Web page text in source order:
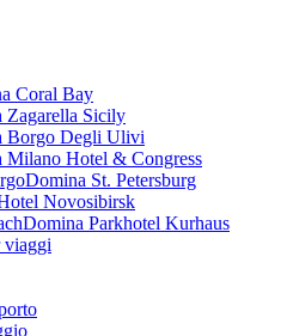
Coral Bay
Zagarella Sicily
Borgo Degli Ulivi
Milano Hotel & Congress
Domina St. Petersburg
Novosibirsk
Domina Parkhotel Kurhaus
viaggi